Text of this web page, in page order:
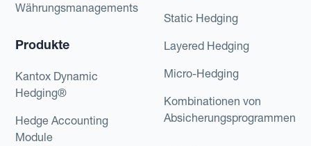
Währungsmanagements
Produkte
Kantox Dynamic
Hedging®
Hedge Accounting
Module
Static Hedging
Layered Hedging
Micro-Hedging
Kombinationen von
Absicherungsprogrammen